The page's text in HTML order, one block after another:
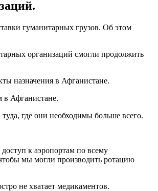
гуманитарных грузов. Об этом
организаций смогли продолжить
назначения в Афганистане.
в Афганистане.
где они необходимы больше всего.
к аэропортам по всему
мы могли производить ротацию
не хватает медикаментов.